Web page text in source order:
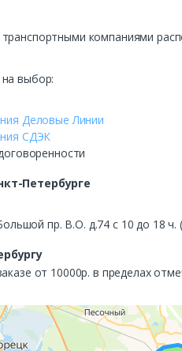
компаниями
выбор:
Деловые Линии
СДЭК
Петербурге
пр. В.О. д.74 с 10 до 18 ч.
от 10000р. в пределах